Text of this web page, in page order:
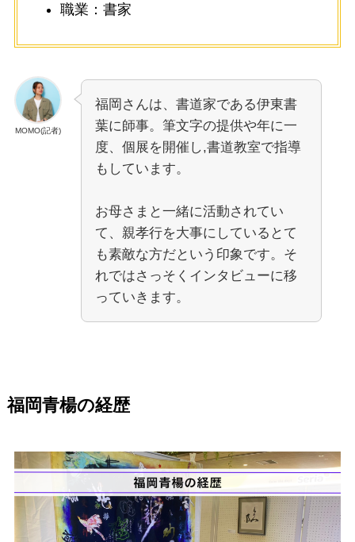
職業：書家
MOMO(記者)
福岡さんは、書道家である伊東書
葉に師事。筆文字の提供や年に一
度、個展を開催し,書道教室で指導
もしています。
お母さまと一緒に活動されてい
て、親孝行を大事にしているとて
も素敵な方だという印象です。そ
れではさっそくインタビューに移
っていきます。
福岡青楊の経歴